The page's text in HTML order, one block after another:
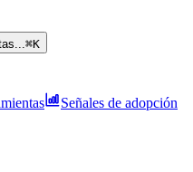
⌘K
Señales de adopción